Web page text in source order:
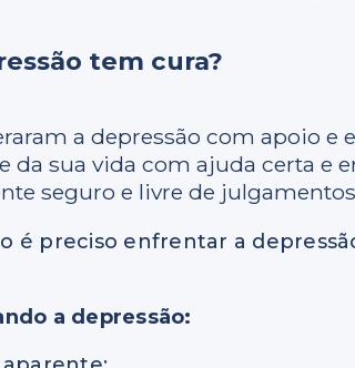
tem cura?
a depressão com apoio e
da sua vida com ajuda certa e
seguro e livre de
é preciso enfrentar a
a depressão: